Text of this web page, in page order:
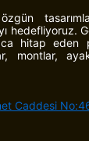
hedefliyoruz.
hitap eden
montlar,
Caddesi